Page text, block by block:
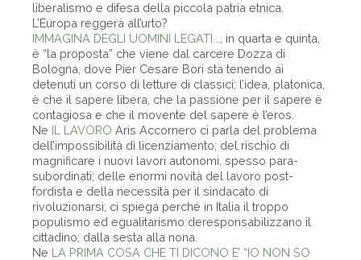
liberalismo e difesa della piccola patria etnica.
L’Europa reggerà all’urto?
IMMAGINA DEGLI UOMINI LEGATI...
, in quarta e quinta,
è “la proposta” che viene dal carcere Dozza di
Bologna, dove Pier Cesare Bori sta tenendo ai
detenuti un corso di letture di classici; l’idea, platonica,
è che il sapere libera, che la passione per il sapere è
contagiosa e che il movente del sapere è l’eros.
Ne IL LAVORO Aris Accornero ci parla del problema
dell’impossibilità di licenziamento; del rischio di
magnificare i nuovi lavori autonomi, spesso para-
subordinati; delle enormi novità del lavoro post-
fordista e della necessità per il sindacato di
rivoluzionarsi; ci spiega perché in Italia il troppo
populismo ed egualitarismo deresponsabilizzano il
cittadino; dalla sesta alla nona.
Ne LA PRIMA COSA CHE TI DICONO E’ “IO NON SO